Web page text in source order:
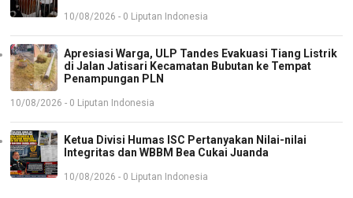
10/08/2026 - 0 Liputan Indonesia
Apresiasi Warga, ULP Tandes Evakuasi Tiang Listrik
di Jalan Jatisari Kecamatan Bubutan ke Tempat
Penampungan PLN
10/08/2026 - 0 Liputan Indonesia
Ketua Divisi Humas ISC Pertanyakan Nilai-nilai
Integritas dan WBBM Bea Cukai Juanda
10/08/2026 - 0 Liputan Indonesia